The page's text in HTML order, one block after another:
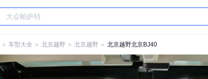
＞ 车型大全 ＞ 北京越野 ＞ 北京越野 ＞ 北京越野北京BJ40